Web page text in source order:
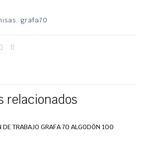
, grafa70
relacionados
DE TRABAJO GRAFA 70 ALGODÓN 100